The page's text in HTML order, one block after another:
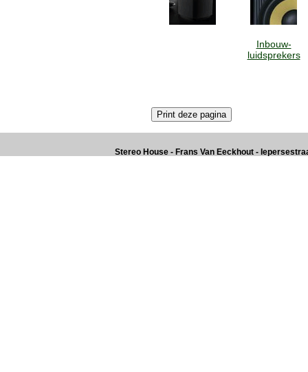
Inbouw-
luidsprekers
Stereo House - Frans Van Eeckhout -